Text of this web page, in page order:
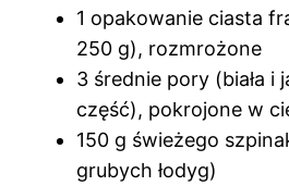
1 opakowanie ciasta
250 g), rozmrożone
3 średnie pory (biała i
część), pokrojone w
150 g świeżego
grubych łodyg)